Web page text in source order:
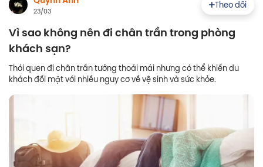
23/03
Theo dõi
Vì sao không nên đi chân trần trong phòng
khách sạn?
Thói quen đi chân trần tưởng thoải mái nhưng có thể khiến du
khách đối mặt với nhiều nguy cơ về vệ sinh và sức khỏe.